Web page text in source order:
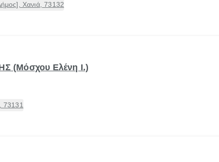
Χανιά, 73132
(Μόσχου Ελένη Ι.)
73131